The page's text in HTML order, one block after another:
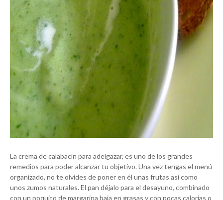
La crema de calabacín para adelgazar, es uno de los grandes
remedios para poder alcanzar tu objetivo. Una vez tengas el menú
organizado, no te olvides de poner en él unas frutas así como
unos zumos naturales. El pan déjalo para el desayuno, combinado
con un poquito de margarina baja en grasas y con pocas calorías o